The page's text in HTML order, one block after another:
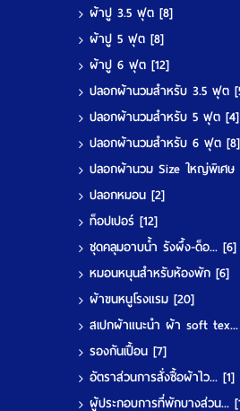
ผ้าปู 3.5 ฟุต [8]
ผ้าปู 5 ฟุต [8]
ผ้าปู 6 ฟุต [12]
ปลอกผ้านวมสำหรับ 3.5 ฟุต
ปลอกผ้านวมสำหรับ 5 ฟุต [4]
ปลอกผ้านวมสำหรับ 6 ฟุต [8]
ปลอกผ้านวม Size ใหญ่พิเศษ
ปลอกหมอน [2]
ท็อปเปอร์ [12]
ชุดคลุมอาบน้ำ รังผึ้ง-ด็อ... [6]
หมอนหนุนสำหรับห้องพัก [6]
ผ้าขนหนูโรงแรม [20]
สเปกผ้าแนะนำ ผ้า soft tex...
รองกันเปื้อน [7]
อัตราส่วนการสั่งซื้อผ้าไว... [1]
ผู้ประกอบการที่พักบางส่วน...